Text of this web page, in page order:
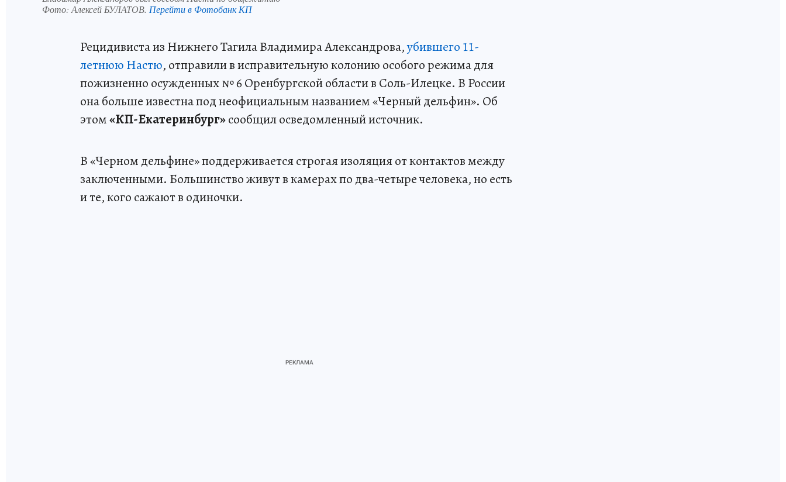
Фото: Алексей БУЛАТОВ. Перейти в Фотобанк КП
Рецидивиста из Нижнего Тагила Владимира Александрова,убившего 11-
летнюю Настю, отправили в исправительную колонию особого режима для
пожизненно осужденных № 6 Оренбургской области в Соль-Илецке. В России
она больше известна под неофициальным названием «Черный дельфин». Об
этом«КП-Екатеринбург»сообщил осведомленный источник.
В «Черном дельфине» поддерживается строгая изоляция от контактов между
заключенными. Большинство живут в камерах по два-четыре человека, но есть
и те, кого сажают в одиночки.